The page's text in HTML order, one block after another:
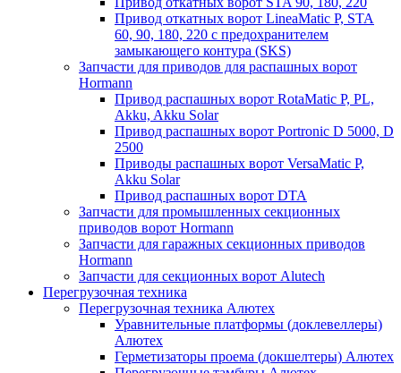
Привод откатных ворот LineaMatic P, STA
60, 90, 180, 220 с предохранителем
замыкающего контура (SKS)
Запчасти для приводов для распашных ворот
Hormann
Привод распашных ворот RotaMatic P, PL,
Akku, Akku Solar
Привод распашных ворот Portronic D 5000, D
2500
Приводы распашных ворот VersaMatic P,
Akku Solar
Привод распашных ворот DTA
Запчасти для промышленных секционных
приводов ворот Hormann
Запчасти для гаражных секционных приводов
Hormann
Запчасти для секционных ворот Alutech
Перегрузочная техника
Перегрузочная техника Алютех
Уравнительные платформы (доклевеллеры)
Алютех
Герметизаторы проема (докшелтеры) Алютех